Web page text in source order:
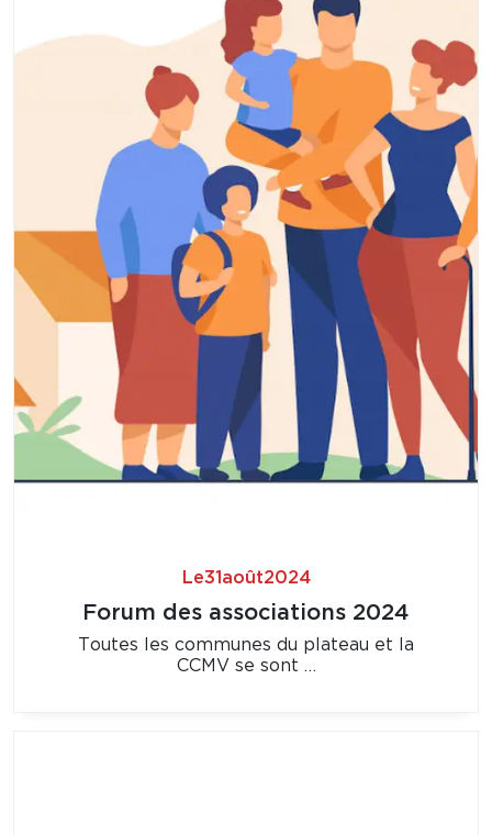
Le31 août2024
Forum des associations 2024
Toutes les communes du plateau et la
CCMV se sont …